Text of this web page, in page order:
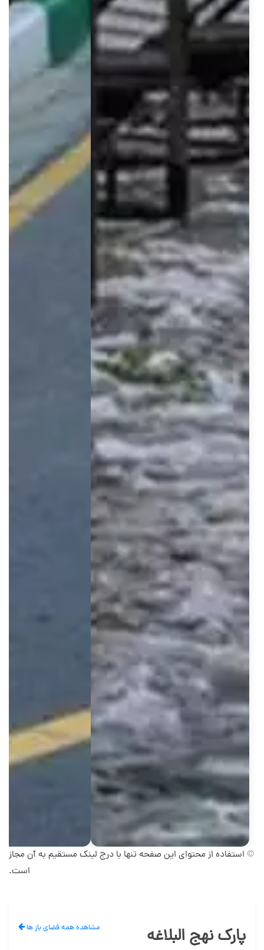
© استفاده از محتوای این صفحه تنها با درج لینک مستقیم به آن مجاز
است.
پارک نهج البلاغه مشاهده همه فضای باز ها